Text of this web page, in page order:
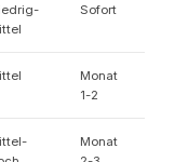
Sofort
Monat
1-2
Monat